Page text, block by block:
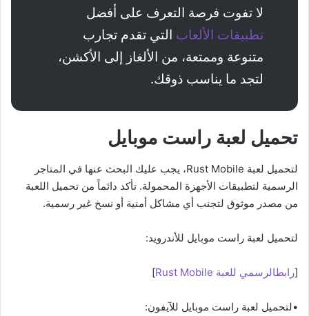
لا تفوت فرصة التعرف على أفضل
تطبيقات الألعاب التي تقدم تجارب
متنوعة وممتعة، من الألغاز إلى الأكشن،
لتجد ما يناسب ذوقك.
تحميل لعبة راست موبايل
لتحميل لعبة Rust Mobile، يجب عليك البحث عنها في المتاجر
الرسمية لتطبيقات الأجهزة المحمولة. تأكد دائماً من تحميل اللعبة
من مصدر موثوق لتجنب أي مشاكل أمنية أو نسخ غير رسمية.
لتحميل لعبة راست موبايل للأندرويد:
[رابطالرسمي للعبة Rust Mobile ]
•لتحميل لعبة راست موبايل للآيفون: